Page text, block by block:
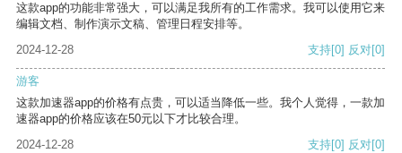
这款app的功能非常强大，可以满足我所有的工作需求。我可以使用它来
编辑文档、制作演示文稿、管理日程安排等。
2024-12-28
支持[0] 反对[0]
游客
这款加速器app的价格有点贵，可以适当降低一些。我个人觉得，一款加
速器app的价格应该在50元以下才比较合理。
2024-12-28
支持[0] 反对[0]